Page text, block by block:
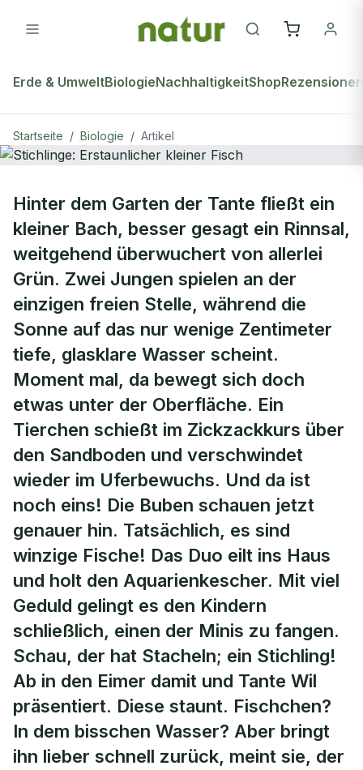
Erde & UmweltBiologieNachhaltigkeitShopRezensionen
Startseite / Biologie / Artikel
BIOLOGIE
Stichlinge: Erstaunlicher kleiner
Fisch
Hinter dem Garten der Tante fließt ein
kleiner Bach, besser gesagt ein Rinnsal,
weitgehend überwuchert von allerlei
Grün. Zwei Jungen spielen an der
einzigen freien Stelle, während die
Sonne auf das nur wenige Zentimeter
tiefe, glasklare Wasser scheint.
Moment mal, da bewegt sich doch
etwas unter der Oberfläche. Ein
Tierchen schießt im Zickzackkurs über
den Sandboden und verschwindet
wieder im Uferbewuchs. Und da ist
noch eins! Die Buben schauen jetzt
genauer hin. Tatsächlich, es sind
winzige Fische! Das Duo eilt ins Haus
und holt den Aquarienkescher. Mit viel
Geduld gelingt es den Kindern
schließlich, einen der Minis zu fangen.
Schau, der hat Stacheln; ein Stichling!
Ab in den Eimer damit und Tante Wil
präsentiert. Diese staunt. Fischchen?
In dem bisschen Wasser? Aber bringt
ihn lieber schnell zurück, meint sie, der